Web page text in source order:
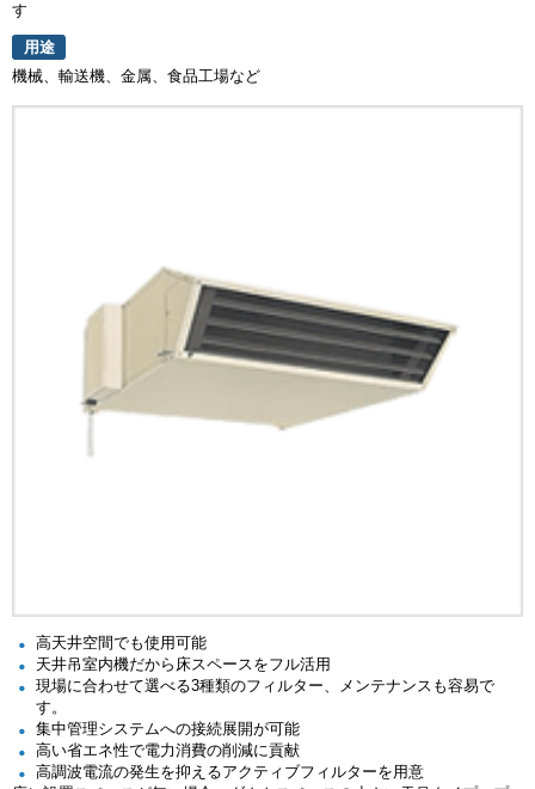
す
用途
機械、輸送機、金属、食品工場など
高天井空間でも使用可能
天井吊室内機だから床スペースをフル活用
現場に合わせて選べる3種類のフィルター、メンテナンスも容易で
す。
集中管理システムへの接続展開が可能
高い省エネ性で電力消費の削減に貢献
高調波電流の発生を抑えるアクティブフィルターを用意